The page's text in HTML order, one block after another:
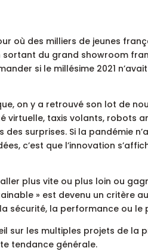
où des milliers de jeunes
du grand showroom
si le millésime 2021
on y a retrouvé son lot de
virtuelle, taxis volants, robots
surprises. Si la pandémie
c’est que l’innovation
plus vite ou plus loin ou
» est devenu un critère
sécurité, la performance ou le
sur les multiples projets de la
tendance générale.